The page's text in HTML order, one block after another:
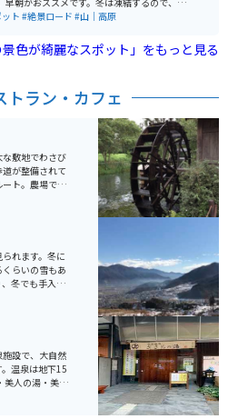
れることをお勧めします。バイクや自転車で
やすい道です。
ト #絶景ロード #山｜高原
景色が綺麗なスポット」をもっと見る
トラン・カフェ
敷地でわさび
が整備されて
ト。農場で採
カフェも併設
れます。冬に
らいの雪もあ
冬でも手入れ
味しいのも嬉
設で、大自然
温泉は地下15
美人の湯・美粧
単純硫黄泉」